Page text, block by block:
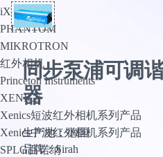
iX Cameras
PHANTOM
MIKROTRON
红外相机
Princeton Instruments
XENICS
Xenics短波红外相机系列产品
Xenics中波红外相机系列产品
SPLG百诺纳
同步泵浦可调
器
生产地：德国
品牌：Sirah